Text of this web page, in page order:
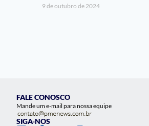
9 de outubro de 2024
FALE CONOSCO
Mande um e-mail para nossa equipe
SIGA-NOS